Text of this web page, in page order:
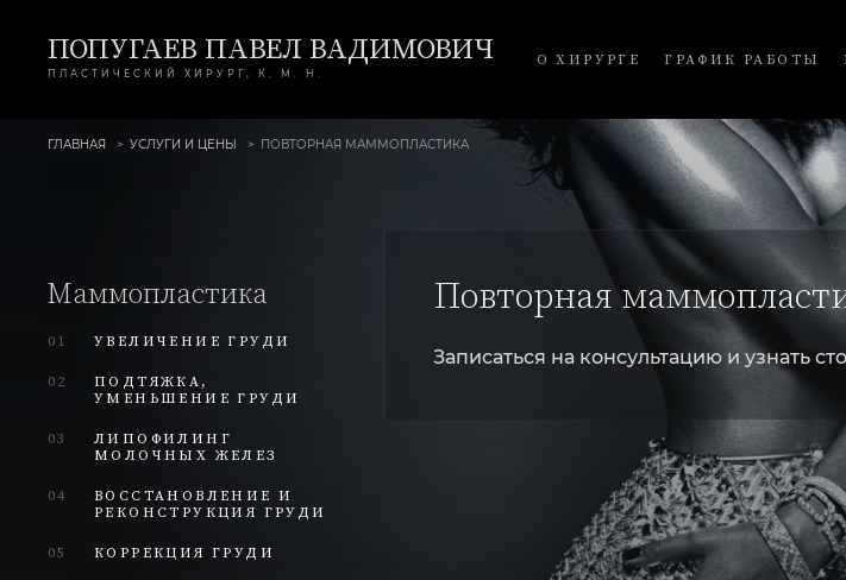
ПОПУГАЕВ ПАВЕЛ ВАДИМОВИЧ
ПЛАСТИЧЕСКИЙ ХИРУРГ, К. М. Н.
О ХИРУРГЕ ГРАФИК РАБОТЫ
ГЛАВНАЯ УСЛУГИ И ЦЕНЫ ПОВТОРНАЯ МАММОПЛАСТИКА
Маммопластика
01 УВЕЛИЧЕНИЕ ГРУДИ
02
ПОДТЯЖКА,
УМЕНЬШЕНИЕ ГРУДИ
03
ЛИПОФИЛИНГ
МОЛОЧНЫХ ЖЕЛЕЗ
04
ВОССТАНОВЛЕНИЕ И
РЕКОНСТРУКЦИЯ ГРУДИ
05 КОРРЕКЦИЯ ГРУДИ
Повторная
Записаться на консультацию и узнать